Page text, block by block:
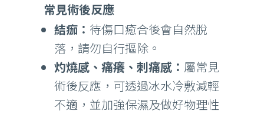
常見術後反應
結痂： 待傷口癒合後會自然脫
落，請勿自行摳除。
灼燒感、痛癢、刺痛感： 屬常見
術後反應，可透過冰水冷敷減輕
不適，並加強保濕及做好物理性